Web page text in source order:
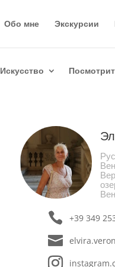
Обо мне Экскурсии
Искусство
+39 349